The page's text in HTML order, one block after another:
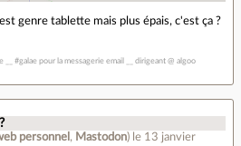
genre tablette mais plus épais, c'est ça ?
#galae pour la messagerie email __ dirigeant @ algoo
personnel , Mastodon) le 13 janvier